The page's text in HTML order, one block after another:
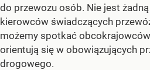
do przewozu osób. Nie jest
kierowców świadczących
możemy spotkać
orientują się w obowiązujących
drogowego.